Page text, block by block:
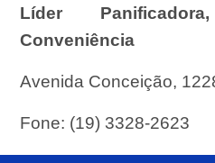
Líder
Conveniência
Avenida Conceição,
Fone: (19) 3328-2623